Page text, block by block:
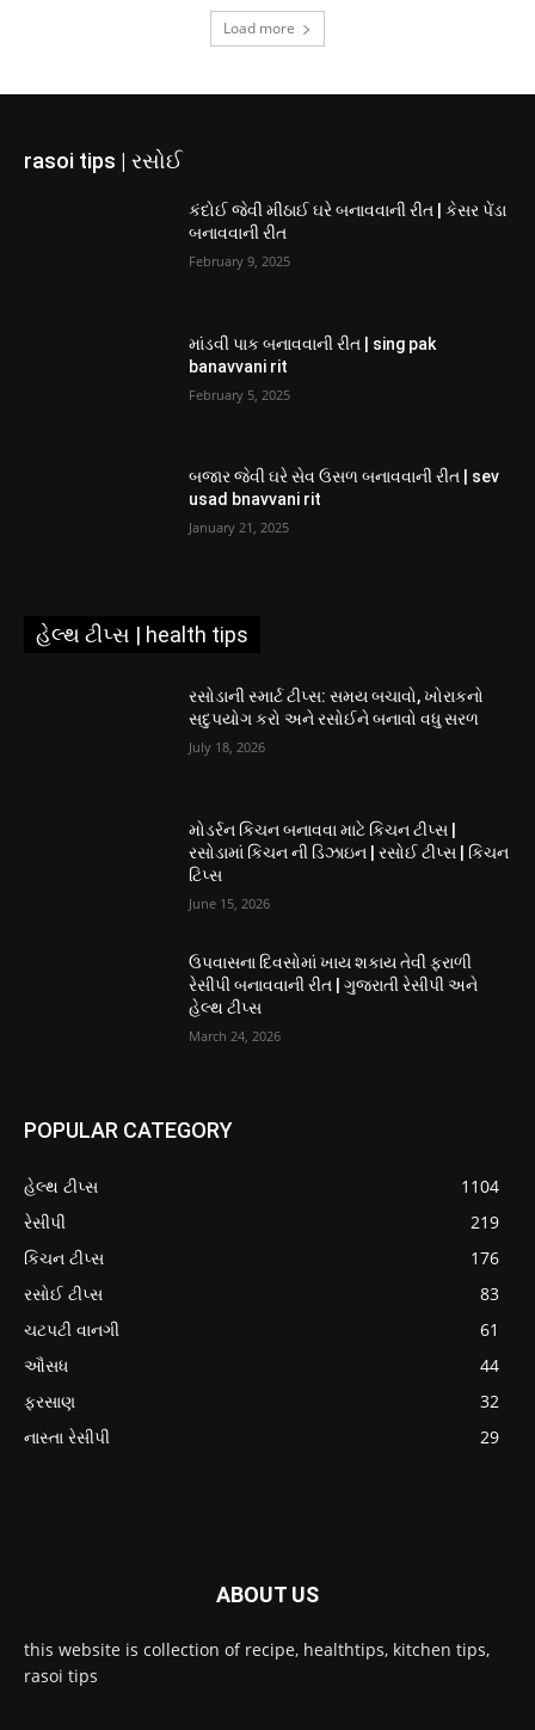
Load more
rasoi tips | રસોઈ
કંદોઈ જેવી મીઠાઈ ઘરે બનાવવાની રીત | કેસર પેંડા
બનાવવાની રીત
February 9, 2025
માંડવી પાક બનાવવાની રીત | sing pak
banavvani rit
February 5, 2025
બજાર જેવી ઘરે સેવ ઉસળ બનાવવાની રીત | sev
usad bnavvani rit
January 21, 2025
હેલ્થ ટીપ્સ | health tips
રસોડાની સ્માર્ટ ટીપ્સ: સમય બચાવો, ખોરાકનો
સદુપયોગ કરો અને રસોઈને બનાવો વધુ સરળ
July 18, 2026
મોડર્રન કિચન બનાવવા માટે કિચન ટીપ્સ |
રસોડામાં કિચન ની ડિઝાઇન | રસોઈ ટીપ્સ | કિચન
ટિપ્સ
June 15, 2026
ઉપવાસના દિવસોમાં ખાય શકાય તેવી ફરાળી
રેસીપી બનાવવાની રીત | ગુજરાતી રેસીપી અને
હેલ્થ ટીપ્સ
March 24, 2026
POPULAR CATEGORY
હેલ્થ ટીપ્સ
1104
રેસીપી
219
કિચન ટીપ્સ
176
રસોઈ ટીપ્સ
83
ચટપટી વાનગી
61
ઔસધ
44
ફરસાણ
32
નાસ્તા રેસીપી
29
ABOUT US
this website is collection of recipe, healthtips, kitchen tips,
rasoi tips